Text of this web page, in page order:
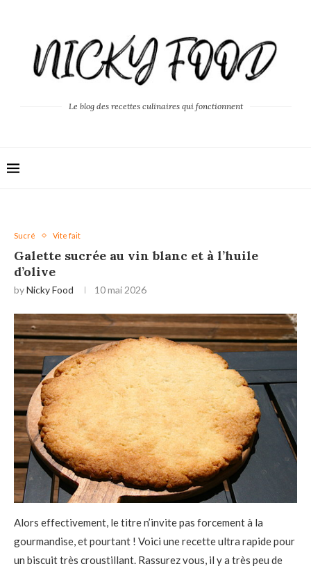
Le blog des recettes culinaires qui fonctionnent
Sucré Vite fait
Galette sucrée au vin blanc et à l’huile
d’olive
byNicky Food 10 mai 2026
Alors effectivement, le titre n’invite pas forcement à la
gourmandise, et pourtant ! Voici une recette ultra rapide pour
un biscuit très croustillant. Rassurez vous, il y a très peu de